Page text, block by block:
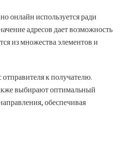
онлайн используется ради
адресов дает возможность
из множества элементов и
к получателю.
выбирают оптимальный
обеспечивая